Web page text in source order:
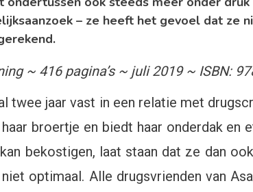
Late
– ze heeft het gevoel dat ze
~ 416 pagina’s ~ juli 2019 ~ ISBN:
twee jaar vast in een relatie met
broertje en biedt haar onderdak en
bekostigen, laat staan dat ze dan
optimaal. Alle drugsvrienden van